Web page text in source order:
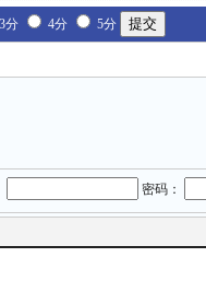
3分 4分 5分
密码：